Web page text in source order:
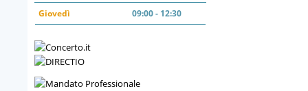
Giovedì 09:00 - 12:30